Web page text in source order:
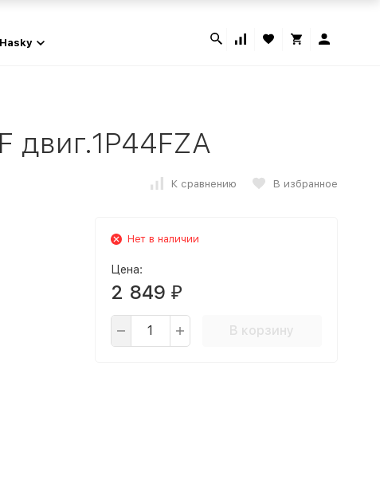
двиг.1P44FZA
К сравнению В избранное
Нет в наличии
Цена:
2 849 ₽
В корзину